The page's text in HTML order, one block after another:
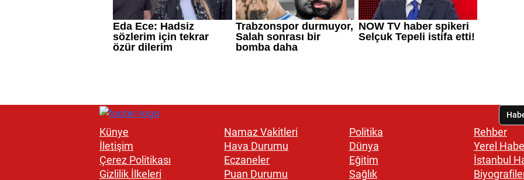
Künye
İletişim
Çerez Politikası
Gizlilik İlkeleri
Namaz Vakitleri
Hava Durumu
Eczaneler
Puan Durumu
Politika
Dünya
Eğitim
Sağlık
Rehber
Yerel
İstanbul